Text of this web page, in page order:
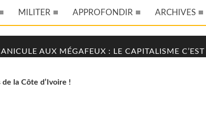
MILITER APPROFONDIR ARCHIVES
AUX MÉGAFEUX : LE CAPITALISME
la Côte d’Ivoire !